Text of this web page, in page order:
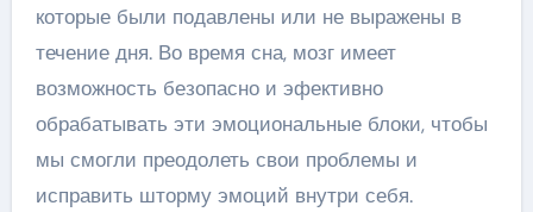
которые были подавлены или не выражены в
течение дня. Во время сна, мозг имеет
возможность безопасно и эфективно
обрабатывать эти эмоциональные блоки, чтобы
мы смогли преодолеть свои проблемы и
исправить шторму эмоций внутри себя.